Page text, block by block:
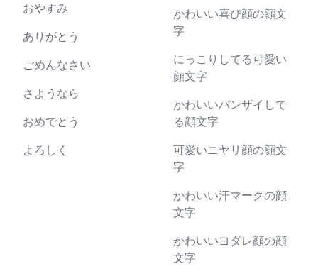
おやすみ
ありがとう
ごめんなさい
さようなら
おめでとう
よろしく
かわいい喜び顔の顔文
字
にっこりしてる可愛い
顔文字
かわいいバンザイして
る顔文字
可愛いニヤリ顔の顔文
字
かわいい汗マークの顔
文字
かわいいヨダレ顔の顔
文字